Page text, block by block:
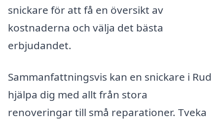
snickare för att få en översikt av
kostnaderna och välja det bästa
erbjudandet.
Sammanfattningsvis kan en snickare i Rud
hjälpa dig med allt från stora
renoveringar till små reparationer. Tveka